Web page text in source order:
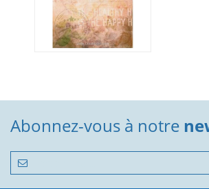
Abonnez-vous à notre